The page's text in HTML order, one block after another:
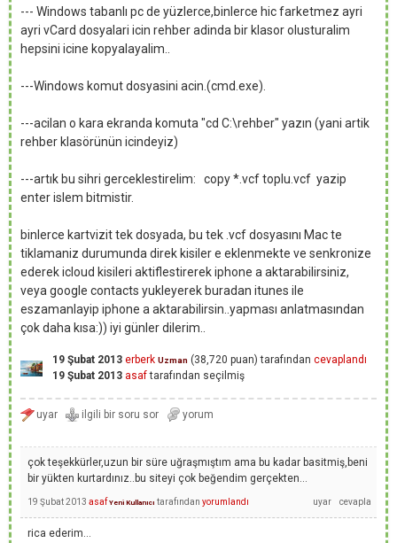
--- Windows tabanlı pc de yüzlerce,binlerce hic farketmez ayri
ayri vCard dosyalari icin rehber adinda bir klasor olusturalim
hepsini icine kopyalayalim..
---Windows komut dosyasini acin.(cmd.exe).
---acilan o kara ekranda komuta "cd C:\rehber" yazın (yani artik
rehber klasörünün icindeyiz)
---artık bu sihri gerceklestirelim: copy *.vcf toplu.vcf yazip
enter islem bitmistir.
binlerce kartvizit tek dosyada, bu tek .vcf dosyasını Mac te
tiklamaniz durumunda direk kisiler e eklenmekte ve senkronize
ederek icloud kisileri aktiflestirerek iphone a aktarabilirsiniz,
veya google contacts yukleyerek buradan itunes ile
eszamanlayip iphone a aktarabilirsin..yapması anlatmasından
çok daha kısa:)) iyi günler dilerim..
19 Şubat 2013 erberk Uzman (38,720 puan) tarafından cevaplandı
19 Şubat 2013 asaftarafından seçilmiş
çok teşekkürler,uzun bir süre uğraşmıştım ama bu kadar basitmiş,beni
bir yükten kurtardınız..bu siteyi çok beğendim gerçekten...
19 Şubat 2013 asaf Yeni Kullanıcı tarafından yorumlandı
rica ederim...